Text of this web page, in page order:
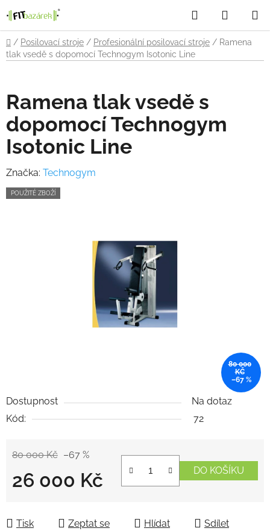
na
obsah
Hledat
KOŠÍK
Domů
/ Posilovací stroje / Profesionální posilovací stroje / Ramena
tlak vsedě s dopomocí Technogym Isotonic Line
Dostupnost
Na dotaz
Kód:
72
80 000 Kč –67 %
26 000 Kč DO KOŠÍKU
Tisk Zeptat se Hlídat Sdílet
Ramena tlak vsedě s
dopomocí Technogym
Isotonic Line
Značka: Technogym
POUŽITÉ ZBOŽÍ
80 000
KČ
–67 %